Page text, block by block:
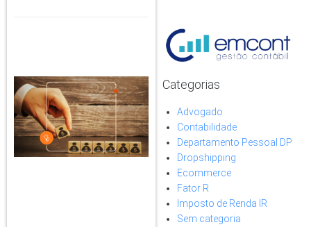
Categorias
Advogado
Contabilidade
Departamento Pessoal DP
Dropshipping
Ecommerce
Fator R
Imposto de Renda IR
Sem categoria